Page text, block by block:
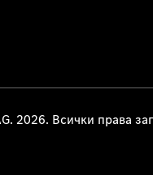
2026. Всички права